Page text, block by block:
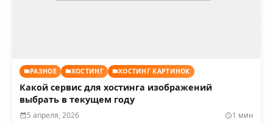
РАЗНОЕ ХОСТИНГ ХОСТИНГ КАРТИНОК
Какой сервис для хостинга изображений
выбрать в текущем году
5 апреля, 2026 1 мин